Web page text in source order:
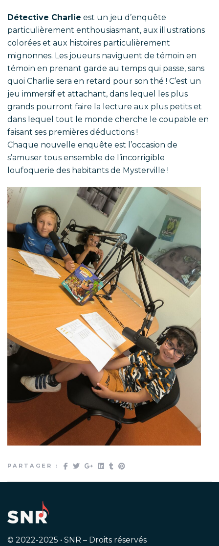
Détective Charlie est un jeu d’enquête
particulièrement enthousiasmant, aux illustrations
colorées et aux histoires particulièrement
mignonnes. Les joueurs naviguent de témoin en
témoin en prenant garde au temps qui passe, sans
quoi Charlie sera en retard pour son thé ! C’est un
jeu immersif et attachant, dans lequel les plus
grands pourront faire la lecture aux plus petits et
dans lequel tout le monde cherche le coupable en
faisant ses premières déductions !
Chaque nouvelle enquête est l’occasion de
s’amuser tous ensemble de l’incorrigible
loufoquerie des habitants de Mysterville !
PARTAGER :
© 2022-2025 • SNR – Droits réservés